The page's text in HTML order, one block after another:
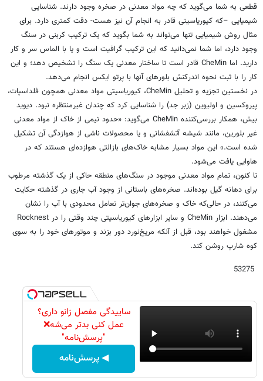
قطعی به شما می‌گوید که چه مواد معدنی در صخره وجود دارند. شناسایی
شیمیایی –که کیوریاسیتی قادر به انجام آن نیز هست- دقت کمتری دارد. برای
مثال روش شیمیایی تنها می‌تواند به شما بگوید که یک ترکیب کربنی در سنگ
وجود دارد، اما شما نمی‌دانید که این ترکیب گرافیت است و یا با الماس سر و کار
دارید. اما CheMin قادر است تا ساختار معدنی یک سنگ را تشخیص دهد؛ و این
کار را با ثبت نحوه اندرکنش بلورهای آنها با پرتو ایکس انجام می‌دهد.
در نخستین تجزیه و تحلیل CheMin، کیوریاسیتی مواد معدنی همچون فلداسپات،
پیروکسین و اولیوین (زبر جد) را شناسایی کرد که چندان غیرمنتظره نبود. دیوید
بیش، همکار بررسی‌کننده CheMin می‌گوید: «حدود نیمی از خاک از مواد معدنی
غیر بلورین، مانند شیشه آتشفشانی و یا محصولات ناشی از هوازدگی آن تشکیل
شده است.» این مواد بسیار مشابه خاک‌های بازالتی هوازده‌ای هستند که در
هاوایی یافت می‌شود.
تا کنون، تمام مواد معدنی موجود در سنگ‌های منطقه حاکی از یک گذشته مرطوب
برای دهانه گیل بوده‌اند. صخره‌های باستانی از وجود آب جاری در گذشته حکایت
می‌کنند، در حالی‌که خاک و صخره‌های جوان‌تر تعامل محدودی با آب را نشان
می‌دهند. ابزار CheMin و سایر ابزارهای کیوریاسیتی چند وقتی را در Rocknest
مشغول خواهند بود، قبل از آنکه مریخ‌نورد دور بزند و موتورهای خود را به سوی
کوه شارپ روشن کند.
ساییدگی مفصل زانو داری؟
عمل کنی بدتر می‌شه❌
"پرسش‌نامه"
◀ پرسش‌نامه